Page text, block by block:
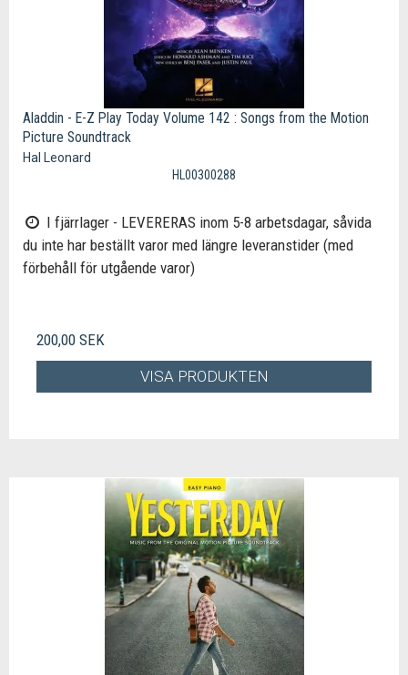
Aladdin - E-Z Play Today Volume 142 : Songs from the Motion
Picture Soundtrack
Hal Leonard
HL00300288
I fjärrlager - LEVERERAS inom 5-8 arbetsdagar, såvida
du inte har beställt varor med längre leveranstider (med
förbehåll för utgående varor)
200,00 SEK
VISA PRODUKTEN